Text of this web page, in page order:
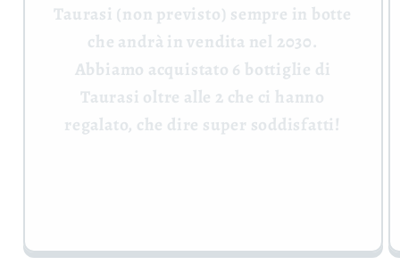
Taurasi (non previsto) sempre in botte
che andrà in vendita nel 2030.
Abbiamo acquistato 6 bottiglie di
Taurasi oltre alle 2 che ci hanno
regalato, che dire super soddisfatti!